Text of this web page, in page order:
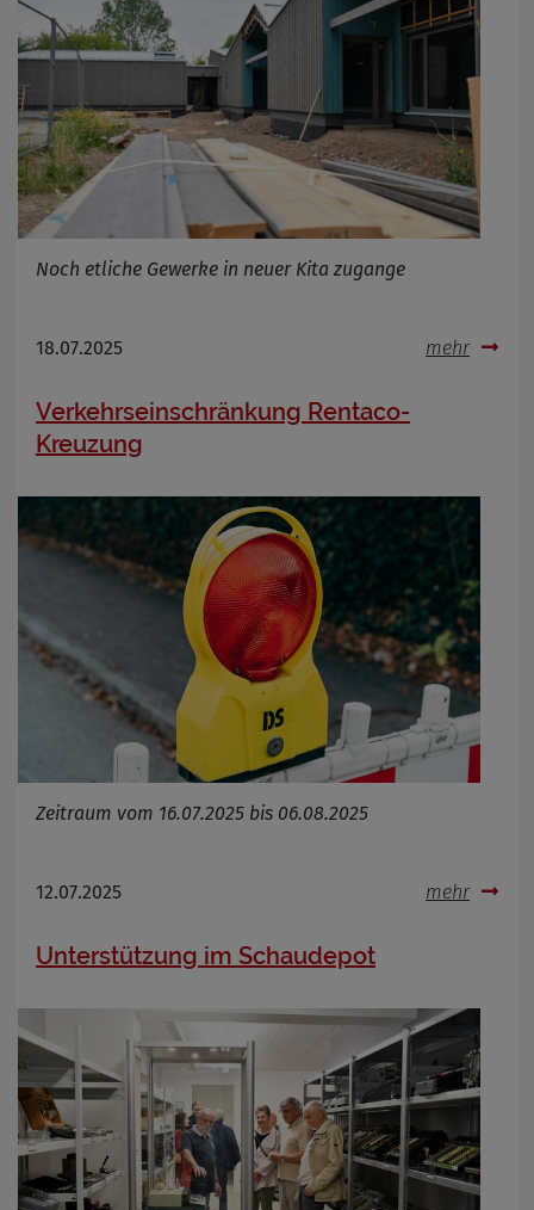
Noch etliche Gewerke in neuer Kita zugange
18.07.2025 mehr
Verkehrseinschränkung Rentaco-
Kreuzung
Zeitraum vom 16.07.2025 bis 06.08.2025
12.07.2025 mehr
Unterstützung im Schaudepot